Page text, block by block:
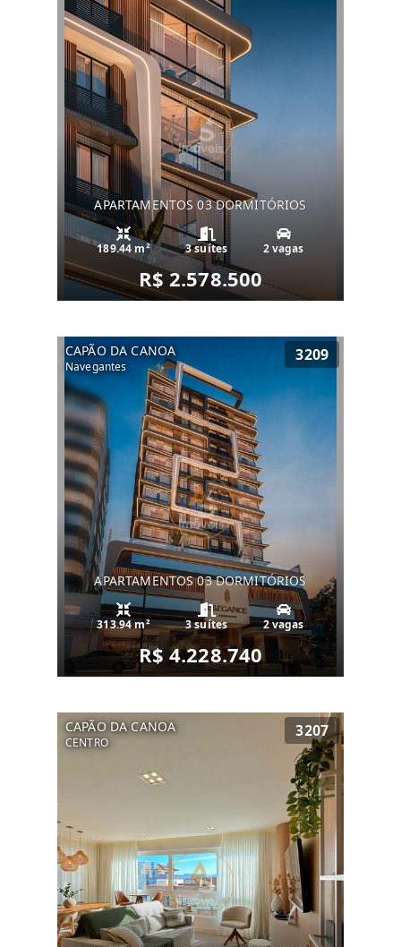
APARTAMENTOS 03 DORMITÓRIOS
189.44 m² 3 suítes 2 vagas
R$ 2.578.500
CAPÃO DA CANOA
Navegantes
3209
APARTAMENTOS 03 DORMITÓRIOS
313.94 m² 3 suítes 2 vagas
R$ 4.228.740
CAPÃO DA CANOA
CENTRO
3207